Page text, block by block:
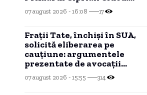
„Am comandat o expertiză”
07 august 2026 - 16:08 17
Frații Tate, închiși în SUA,
solicită eliberarea pe
cauțiune: argumentele
prezentate de avocații
influencerilor
07 august 2026 - 15:55 314